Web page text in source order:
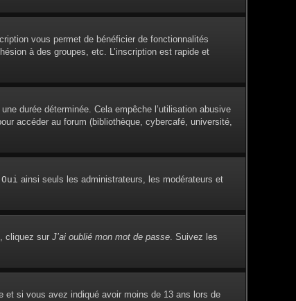
vous permet de bénéficier de fonctionnalités
à des groupes, etc. L’inscription est rapide et
durée déterminée. Cela empêche l’utilisation abusive
accéder au forum (bibliothèque, cybercafé, université,
Oui ainsi seuls les administrateurs, les modérateurs et
cliquez sur J’ai oublié mon mot de passe. Suivez les
si vous avez indiqué avoir moins de 13 ans lors de